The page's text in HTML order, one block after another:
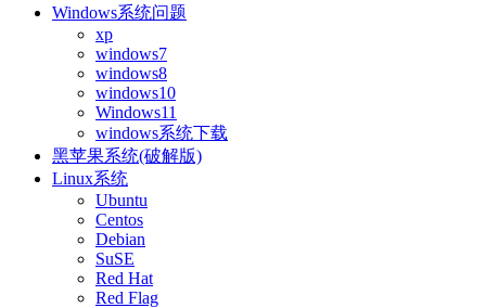
Windows系统问题
xp
windows7
windows8
windows10
Windows11
windows系统下载
黑苹果系统(破解版)
Linux系统
Ubuntu
Centos
Debian
SuSE
Red Hat
Red Flag